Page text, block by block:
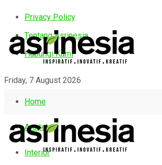
Privacy Policy
Tentang Asrinesia
Hubungi Kami
Friday, 7 August 2026
Home
Arsitektur
Interior